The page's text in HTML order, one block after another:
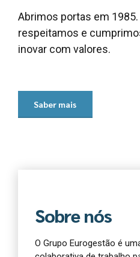
Abrimos portas em
respeitamos e
inovar com valores.
Saber mais
Sobre nós
O Grupo Eurogestão é